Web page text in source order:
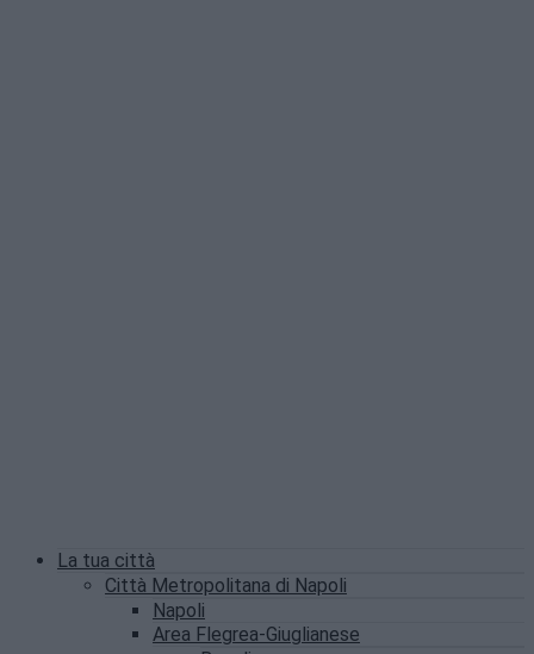
La tua città
Città Metropolitana di Napoli
Napoli
Area Flegrea-Giuglianese